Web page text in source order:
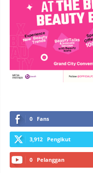
0 Fans
3,912 Pengikut
0 Pelanggan